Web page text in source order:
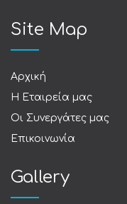
Site Map
Αρχική
Η Εταιρεία μας
Οι Συνεργάτες μας
Επικοινωνία
Gallery